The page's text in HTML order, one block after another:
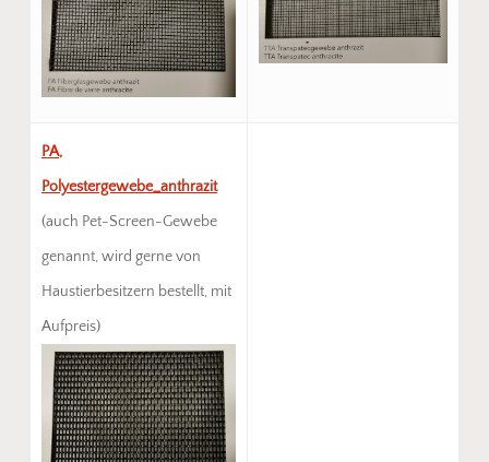
PA,
Polyestergewebe_anthrazit
(auch Pet-Screen-Gewebe
genannt, wird gerne von
Haustierbesitzern bestellt, mit
Aufpreis)